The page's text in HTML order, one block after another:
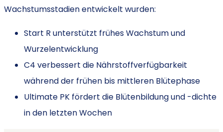
Wachstumsstadien entwickelt wurden:
Start R unterstützt frühes Wachstum und
Wurzelentwicklung
C4 verbessert die Nährstoffverfügbarkeit
während der frühen bis mittleren Blütephase
Ultimate PK fördert die Blütenbildung und -dichte
in den letzten Wochen